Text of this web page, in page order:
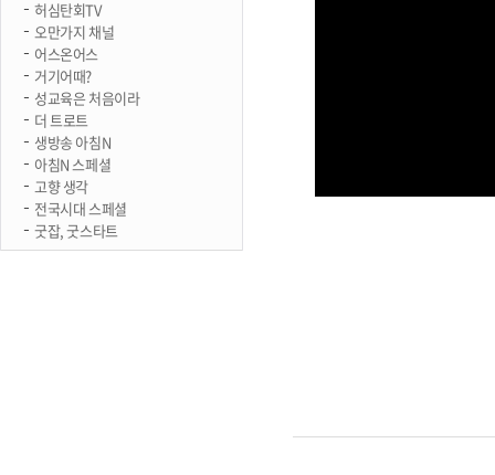
허심탄회TV
오만가지 채널
어스온어스
거기어때?
성교육은 처음이라
더 트로트
생방송 아침N
아침N 스페셜
고향 생각
전국시대 스페셜
굿잡, 굿스타트